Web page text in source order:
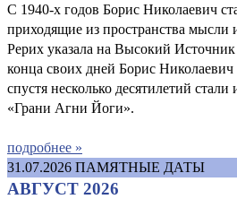
С 1940-х годов Борис Николаевич
приходящие из пространства мысли
Рерих указала на Высокий
конца своих дней Борис
спустя несколько десятилетий
«Грани Агни Йоги».
подробнее »
31.07.2026 ПАМЯТНЫЕ ДАТЫ
АВГУСТ 2026